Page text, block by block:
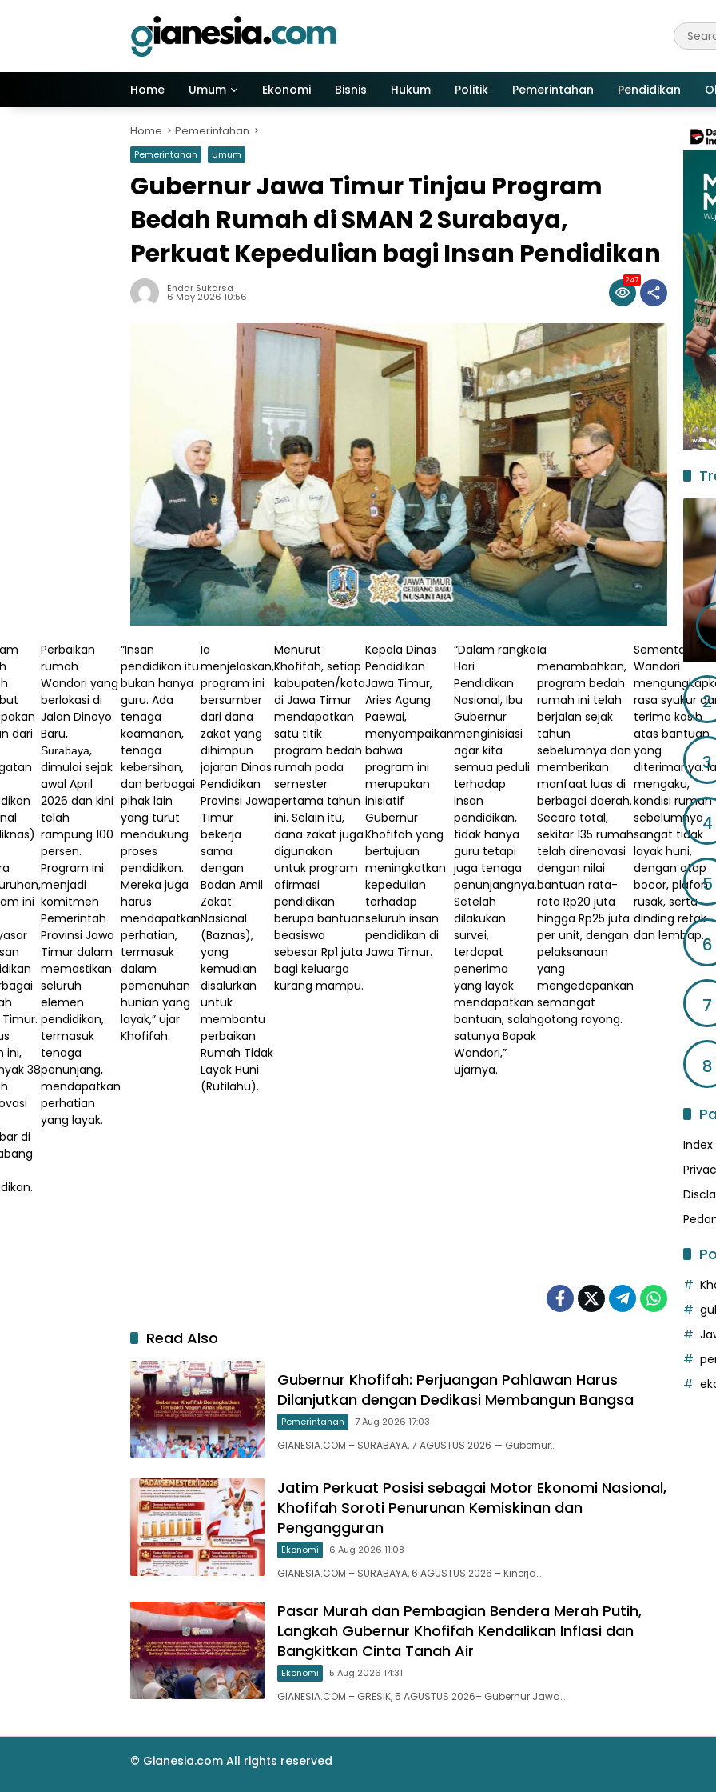
Home Umum Ekonomi Bisnis Hukum Politik Pemerintahan Pendidikan
Home Pemerintahan
Pemerintahan Umum
Gubernur Jawa Timur Tinjau Program
Bedah Rumah di SMAN 2 Surabaya,
Perkuat Kepedulian bagi Insan Pendidikan
Endar Sukarsa
6 May 2026 10:56
247
dari
ini
ini,
38
di
Perbaikan
rumah
Wandori yang
berlokasi di
Jalan Dinoyo
Baru,
Surabaya,
dimulai sejak
awal April
2026 dan kini
telah
rampung 100
persen.
Program ini
menjadi
komitmen
Pemerintah
Provinsi Jawa
Timur dalam
memastikan
seluruh
elemen
pendidikan,
termasuk
tenaga
penunjang,
mendapatkan
perhatian
yang layak.
“Insan
pendidikan itu
bukan hanya
guru. Ada
tenaga
keamanan,
tenaga
kebersihan,
dan berbagai
pihak lain
yang turut
mendukung
proses
pendidikan.
Mereka juga
harus
mendapatkan
perhatian,
termasuk
dalam
pemenuhan
hunian yang
layak,” ujar
Khofifah.
Ia
menjelaskan,
program ini
bersumber
dari dana
zakat yang
dihimpun
jajaran Dinas
Pendidikan
Provinsi Jawa
Timur
bekerja
sama
dengan
Badan Amil
Zakat
Nasional
(Baznas),
yang
kemudian
disalurkan
untuk
membantu
perbaikan
Rumah Tidak
Layak Huni
(Rutilahu).
Menurut
Khofifah, setiap
kabupaten/kota
di Jawa Timur
mendapatkan
satu titik
program bedah
rumah pada
semester
pertama tahun
ini. Selain itu,
dana zakat juga
digunakan
untuk program
afirmasi
pendidikan
berupa bantuan
beasiswa
sebesar Rp1 juta
bagi keluarga
kurang mampu.
Kepala Dinas
Pendidikan
Jawa Timur,
Aries Agung
Paewai,
menyampaikan
bahwa
program ini
merupakan
inisiatif
Gubernur
Khofifah yang
bertujuan
meningkatkan
kepedulian
terhadap
seluruh insan
pendidikan di
Jawa Timur.
“Dalam rangka
Hari
Pendidikan
Nasional, Ibu
Gubernur
menginisiasi
agar kita
semua peduli
terhadap
insan
pendidikan,
tidak hanya
guru tetapi
juga tenaga
penunjangnya.
Setelah
dilakukan
survei,
terdapat
penerima
yang layak
mendapatkan
bantuan, salah
satunya Bapak
Wandori,”
ujarnya.
Ia
menambahkan,
program bedah
rumah ini telah
berjalan sejak
tahun
sebelumnya dan
memberikan
manfaat luas di
berbagai daerah.
Secara total,
sekitar 135 rumah
telah direnovasi
dengan nilai
bantuan rata-
rata Rp20 juta
hingga Rp25 juta
per unit, dengan
pelaksanaan
yang
mengedepankan
semangat
gotong royong.
Sementara itu,
Wandori
rasa syukur
terima kasih
atas bantuan
yang
diterimanya. Ia
mengaku,
kondisi rumah
sebelumnya
sangat tidak
layak huni,
dengan atap
bocor, plafon
rusak, serta
dinding retak
dan lembap.
Read Also
Gubernur Khofifah: Perjuangan Pahlawan Harus
Dilanjutkan dengan Dedikasi Membangun Bangsa
Pemerintahan 7 Aug 2026 17:03
GIANESIA.COM – SURABAYA, 7 AGUSTUS 2026 — Gubernur…
Jatim Perkuat Posisi sebagai Motor Ekonomi Nasional,
Khofifah Soroti Penurunan Kemiskinan dan
Pengangguran
Ekonomi 6 Aug 2026 11:08
GIANESIA.COM – SURABAYA, 6 AGUSTUS 2026 – Kinerja…
Pasar Murah dan Pembagian Bendera Merah Putih,
Langkah Gubernur Khofifah Kendalikan Inflasi dan
Bangkitkan Cinta Tanah Air
Ekonomi 5 Aug 2026 14:31
GIANESIA.COM – GRESIK, 5 AGUSTUS 2026– Gubernur Jawa…
2
3
4
5
6
7
8
Index
© Gianesia.com All rights reserved